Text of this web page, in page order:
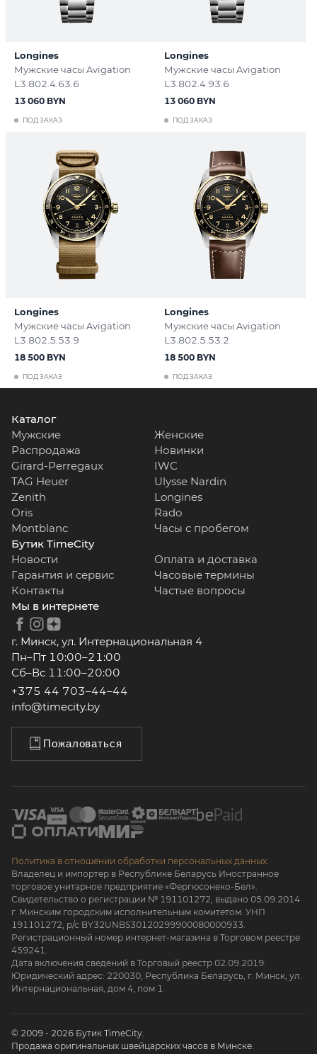
Longines
Мужские часы Avigation
L3.802.4.63.6
ПОД ЗАКАЗ
13 060 BYN
Longines
Мужские часы Avigation
L3.802.4.93.6
ПОД ЗАКАЗ
13 060 BYN
Longines
Мужские часы Avigation
L3.802.5.53.9
ПОД ЗАКАЗ
18 500 BYN
Longines
Мужские часы Avigation
L3.802.5.53.2
ПОД ЗАКАЗ
18 500 BYN
Каталог
Мужские
Женские
Распродажа
Новинки
Girard-Perregaux
IWC
TAG Heuer
Ulysse Nardin
Zenith
Longines
Oris
Rado
Montblanc
Часы с пробегом
Бутик TimeCity
Новости
Оплата и доставка
Гарантия и сервис
Часовые термины
Контакты
Частые вопросы
Мы в интернете
г. Минск, ул. Интернациональная 4
Пн–Пт 10:00–21:00
Сб–Вс 11:00–20:00
+375 44 703–44–44
info@timecity.by
Пожаловаться
Политика в отношении обработки персональных данных.
Владелец и импортер в Республике Беларусь Иностранное
торговое унитарное предприятие «Фергюсонеко-Бел».
Свидетельство о регистрации № 191101272, выдано 05.09.2014
г. Минским городским исполнительным комитетом. УНП
191101272, р/с BY32UNBS30120299900080000933.
Регистрационный номер интернет-магазина в Торговом реестре
459241.
Дата включения сведений в Торговый реестр 02.09.2019.
Юридический адрес: 220030, Республика Беларусь, г. Минск, ул.
Интернациональная, дом 4, пом 1.
© 2009 - 2026 Бутик TimeCity.
Продажа оригинальных швейцарских часов в Минске.